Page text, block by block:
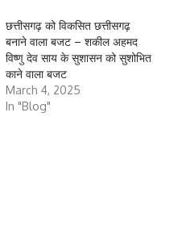
छत्तीसगढ़ को विकसित छत्तीसगढ़
बनाने वाला बजट – शकील अहमद
विष्णु देव साय के सुशासन को सुशोभित
काने वाला बजट
March 4, 2025
In "Blog"